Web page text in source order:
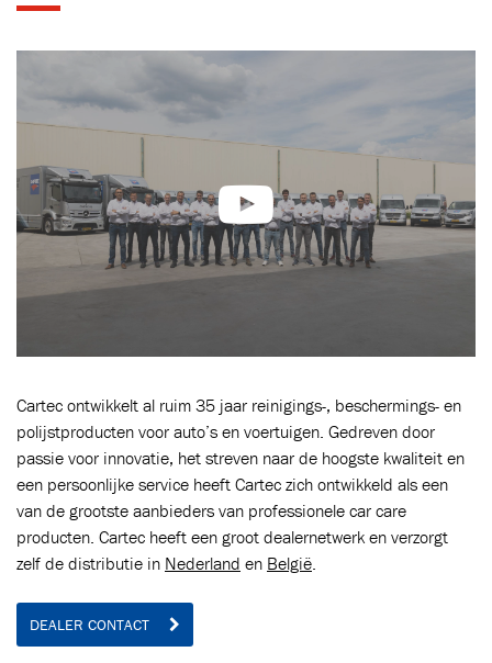
Cartec ontwikkelt al ruim 35 jaar reinigings-, beschermings- en
polijstproducten voor auto’s en voertuigen. Gedreven door
passie voor innovatie, het streven naar de hoogste kwaliteit en
een persoonlijke service heeft Cartec zich ontwikkeld als een
van de grootste aanbieders van professionele car care
producten. Cartec heeft een groot dealernetwerk en verzorgt
zelf de distributie in Nederland en België.
DEALER CONTACT